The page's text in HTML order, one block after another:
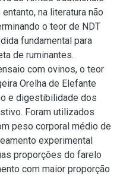
na literatura não
o teor de NDT
fundamental para
de ruminantes.
com ovinos, o teor
Orelha de Elefante
e digestibilidade dos
Foram utilizados
peso corporal médio de
experimental
proporções do farelo
com maior proporção